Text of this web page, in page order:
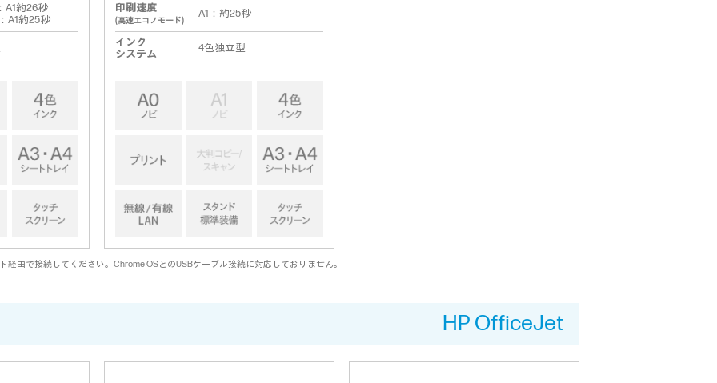
A1約26秒
A1約25秒
印刷速度
(高速エコノモード)
A1：約25秒
インク
システム
4色独立型
経由で接続してください。Chrome OSとのUSBケーブル接続に対応しておりません。
HP OfficeJet